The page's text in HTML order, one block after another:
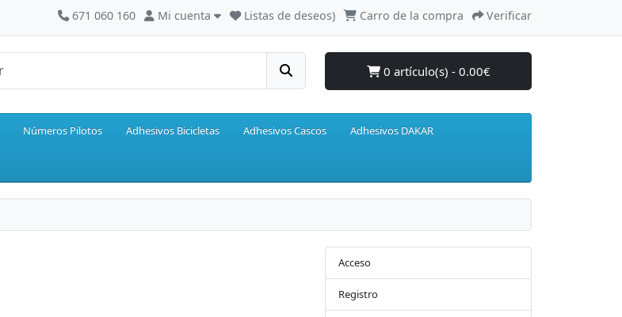
671 060 160 Mi cuenta Listas de deseos) Carro de la compra Verificar
0 artículo(s) - 0.00€
Números Pilotos Adhesivos Bicicletas Adhesivos Cascos Adhesivos DAKAR
Acceso
Registro